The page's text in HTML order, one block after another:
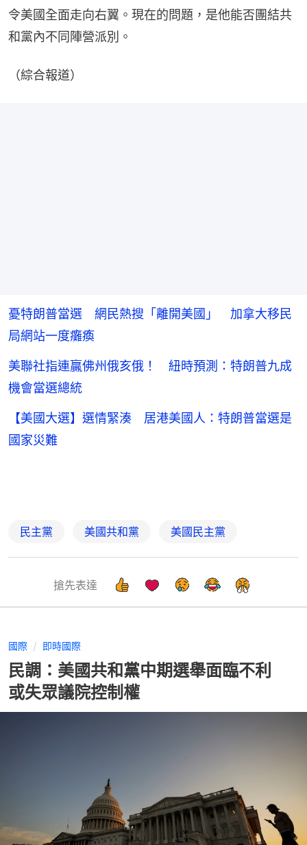
令美國全面走向右翼。現在的問題，是他能否團結共
和黨內不同陣營派別。
（綜合報道）
憂特朗普當選 網民熱搜「離開美國」 加拿大移民
局網站一度癱瘓
美聯社指連贏佛州俄亥俄！ 紐時預測：特朗普九成
機會當選總統
【美國大選】選情緊湊 居港美國人：特朗普當選是
國家災難
民主黨 美國共和黨 美國民主黨
搶先表達
國際 即時國際
民調：美國共和黨中期選舉面臨不利
或失眾議院控制權